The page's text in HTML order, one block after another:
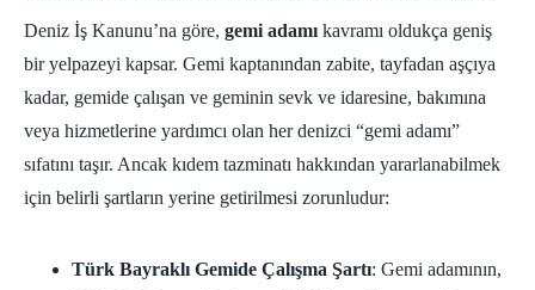
Deniz İş Kanunu’na göre, gemi adamı kavramı oldukça geniş
bir yelpazeyi kapsar. Gemi kaptanından zabite, tayfadan aşçıya
kadar, gemide çalışan ve geminin sevk ve idaresine, bakımına
veya hizmetlerine yardımcı olan her denizci “gemi adamı”
sıfatını taşır. Ancak kıdem tazminatı hakkından yararlanabilmek
için belirli şartların yerine getirilmesi zorunludur:
Türk Bayraklı Gemide Çalışma Şartı: Gemi adamının,